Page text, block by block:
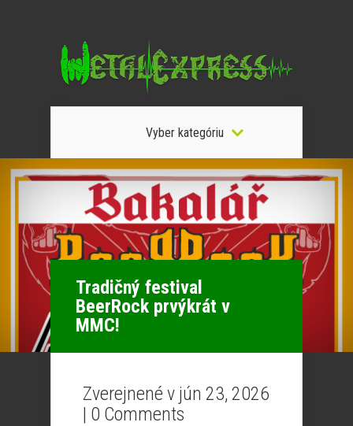
Vyber kategóriu
Tradičný festival
BeerRock prvýkrát v
MMC!
Zverejnené v jún 23, 2026
| 0 Comments